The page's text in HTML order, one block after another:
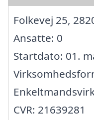
Folkevej 25,
Ansatte: 0
Startdato: 01.
CVR: 21639281